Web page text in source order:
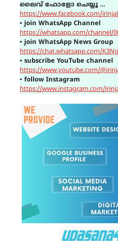
ലൈവ് ഫോളോ ചെയ്യൂ …
https://www.facebook.com/
▪ join WhatsApp Channel
https://whatsapp.com/channel/
▪ join WhatsApp News Group
https://chat.whatsapp.com/
▪ subscribe YouTube channel
https://www.youtube.com/
▪ follow Instagram
https://www.instagram.com/